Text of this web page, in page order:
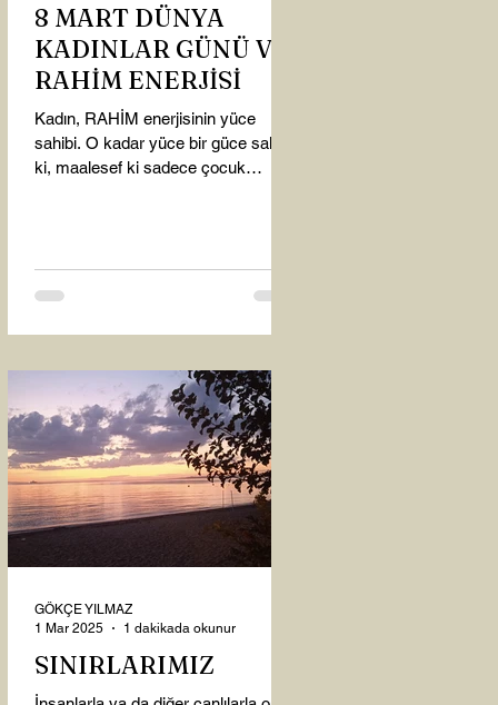
8 MART DÜNYA
KADINLAR GÜNÜ VE
RAHİM ENERJİSİ
Kadın, RAHİM enerjisinin yüce
sahibi. O kadar yüce bir güce sahip
ki, maalesef ki sadece çocuk
SINIRLARIMIZ
GÖKÇE YILMAZ
1 Mar 2025
1 dakikada okunur